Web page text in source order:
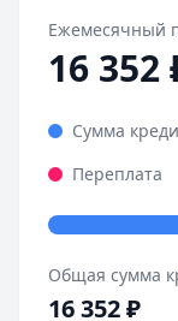
Ежемесячный
16 352
Сумма
Переплата
Общая сумма
16 352₽